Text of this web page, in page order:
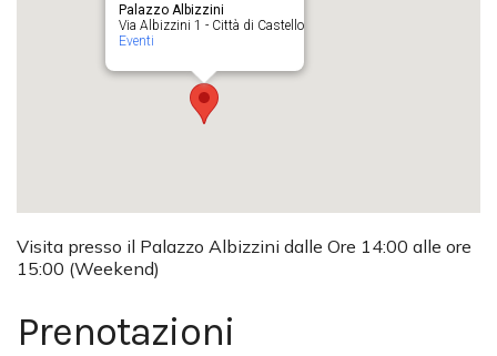
Palazzo Albizzini
Via Albizzini 1 - Città di Castello
Eventi
Visita presso il Palazzo Albizzini dalle Ore 14:00 alle ore
15:00 (Weekend)
Prenotazioni